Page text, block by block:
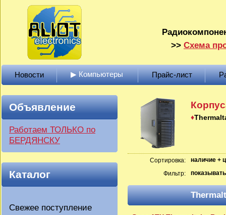
>> Схема
Новости ▶ Компьютеры Прайс-лист
Объявление
Работаем ТОЛЬКО по
БЕРДЯНСКУ
Каталог
Свежее поступление
Сортировка:
наличие +
Фильтр: